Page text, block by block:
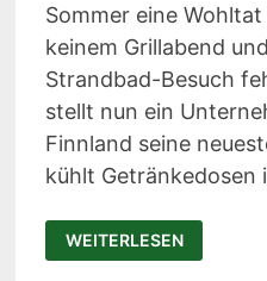
Sommer eine
keinem Grillabend
Strandbad-Besuch
stellt nun ein
Finnland seine
kühlt Getränkedosen
HYPERCOOL:
SO
WERDEN
WEITERLESEN